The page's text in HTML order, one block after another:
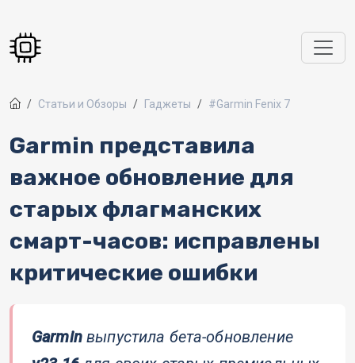
Статьи и Обзоры Гаджеты #Garmin Fenix 7
Garmin представила
важное обновление для
старых флагманских
смарт-часов: исправлены
критические ошибки
Garminвыпустила бета-обновление